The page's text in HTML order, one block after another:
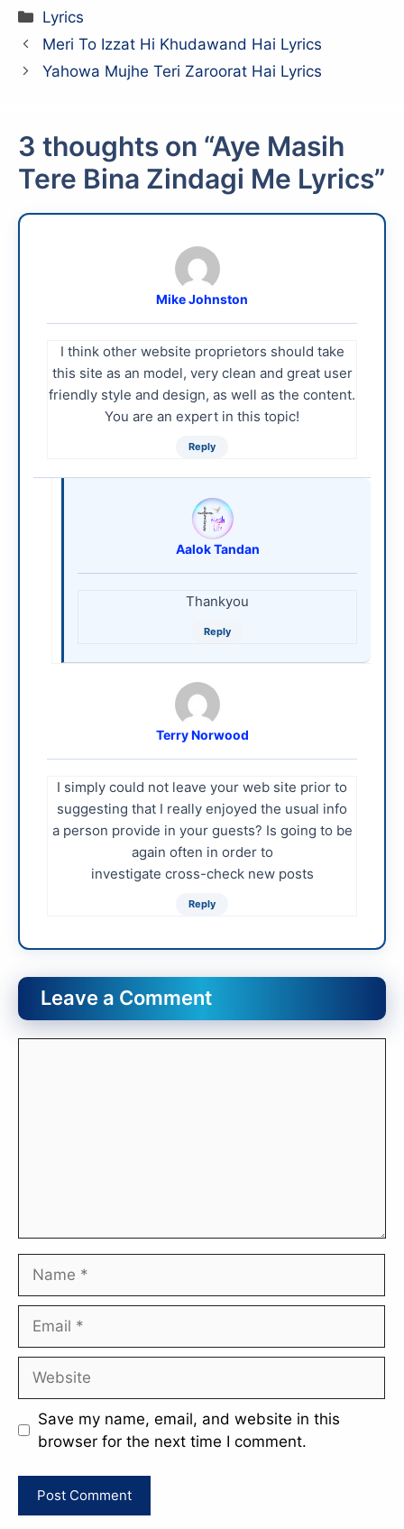
Categories
Lyrics
Meri To Izzat Hi Khudawand Hai Lyrics
Yahowa Mujhe Teri Zaroorat Hai Lyrics
3 thoughts on “Aye Masih
Tere Bina Zindagi Me Lyrics”
Mike Johnston
I think other website proprietors should take
this site as an model, very clean and great user
friendly style and design, as well as the content.
You are an expert in this topic!
Reply
Aalok Tandan
Thankyou
Reply
Terry Norwood
I simply could not leave your web site prior to
suggesting that I really enjoyed the usual info
a person provide in your guests? Is going to be
again often in order to
investigate cross-check new posts
Reply
Leave a Comment
Save my name, email, and website in this
browser for the next time I comment.